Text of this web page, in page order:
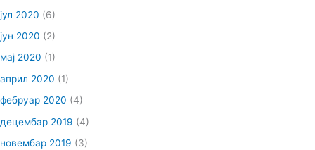
јул 2020 (6)
јун 2020 (2)
мај 2020 (1)
април 2020 (1)
фебруар 2020 (4)
децембар 2019 (4)
новембар 2019 (3)